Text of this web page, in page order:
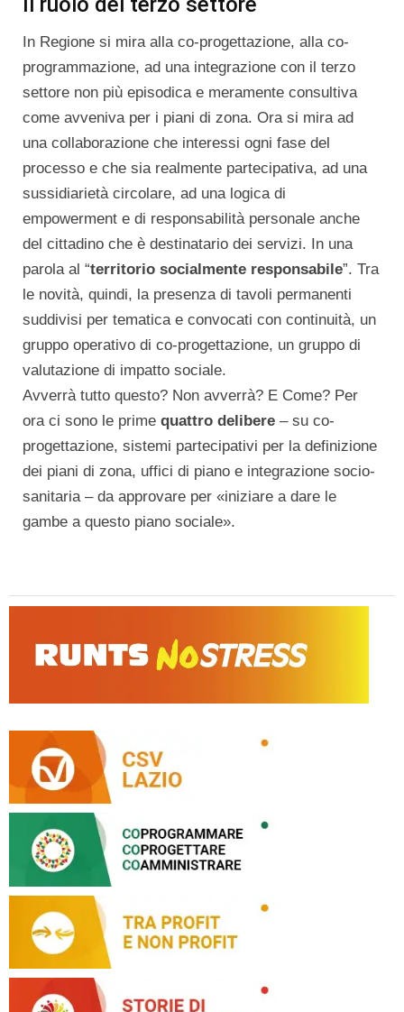
In Regione si mira alla co-progettazione, alla co-
programmazione, ad una integrazione con il terzo
settore non più episodica e meramente consultiva
come avveniva per i piani di zona. Ora si mira ad
una collaborazione che interessi ogni fase del
processo e che sia realmente partecipativa, ad una
sussidiarietà circolare, ad una logica di
empowerment e di responsabilità personale anche
del cittadino che è destinatario dei servizi. In una
parola al “territorio socialmente responsabile”. Tra
le novità, quindi, la presenza di tavoli permanenti
suddivisi per tematica e convocati con continuità, un
gruppo operativo di co-progettazione, un gruppo di
valutazione di impatto sociale.
Avverrà tutto questo? Non avverrà? E Come? Per
ora ci sono le prime quattro delibere – su co-
progettazione, sistemi partecipativi per la definizione
dei piani di zona, uffici di piano e integrazione socio-
sanitaria – da approvare per «iniziare a dare le
gambe a questo piano sociale».